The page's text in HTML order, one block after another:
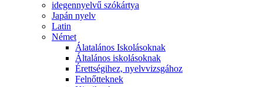
idegennyelvű szókártya
Japán nyelv
Latin
Német
Álatalános Iskolásoknak
Általános iskolásoknak
Érettségihez, nyelvvizsgához
Felnőtteknek